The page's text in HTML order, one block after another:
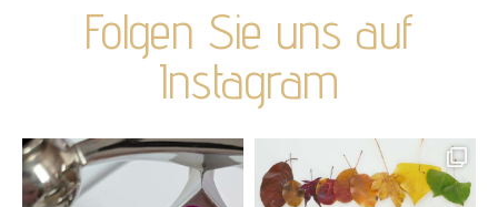
Folgen Sie uns auf
Instagram